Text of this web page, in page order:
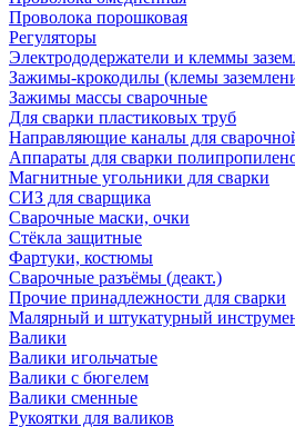
Проволока порошковая
Регуляторы
Электрододержатели и клеммы
Зажимы-крокодилы (клемы
Зажимы массы сварочные
Для сварки пластиковых труб
Направляющие каналы для
Аппараты для сварки
Магнитные угольники для сварки
СИЗ для сварщика
Сварочные маски, очки
Стёкла защитные
Фартуки, костюмы
Сварочные разъёмы (деакт.)
Прочие принадлежности для сварки
Малярный и штукатурный
Валики
Валики игольчатые
Валики с бюгелем
Валики сменные
Рукоятки для валиков